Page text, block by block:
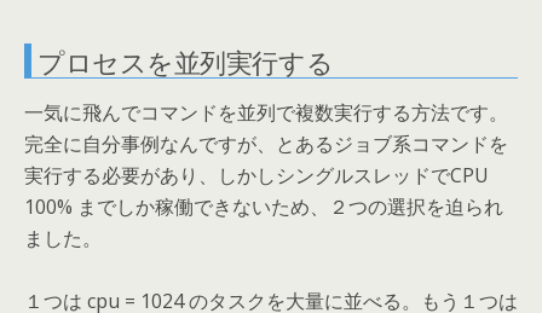
プロセスを並列実行する
一気に飛んでコマンドを並列で複数実行する方法です。
完全に自分事例なんですが、とあるジョブ系コマンドを
実行する必要があり、しかしシングルスレッドでCPU
100% までしか稼働できないため、２つの選択を迫られ
ました。
１つは cpu = 1024 のタスクを大量に並べる。もう１つは